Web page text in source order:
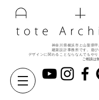
神奈川県横浜市と山梨県
建築設計事務所です。遊び
デザインに関わることならなんでもやり
ご相談は